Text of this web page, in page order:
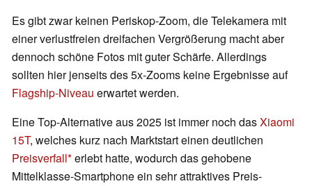
Es gibt zwar keinen Periskop-Zoom, die Telekamera mit
einer verlustfreien dreifachen Vergrößerung macht aber
dennoch schöne Fotos mit guter Schärfe. Allerdings
sollten hier jenseits des 5x-Zooms keine Ergebnisse auf
Flagship-Niveau erwartet werden.
Eine Top-Alternative aus 2025 ist immer noch dasXiaomi
15T, welches kurz nach Marktstart einen deutlichen
Preisverfall erlebt hatte, wodurch das gehobene
Mittelklasse-Smartphone ein sehr attraktives Preis-